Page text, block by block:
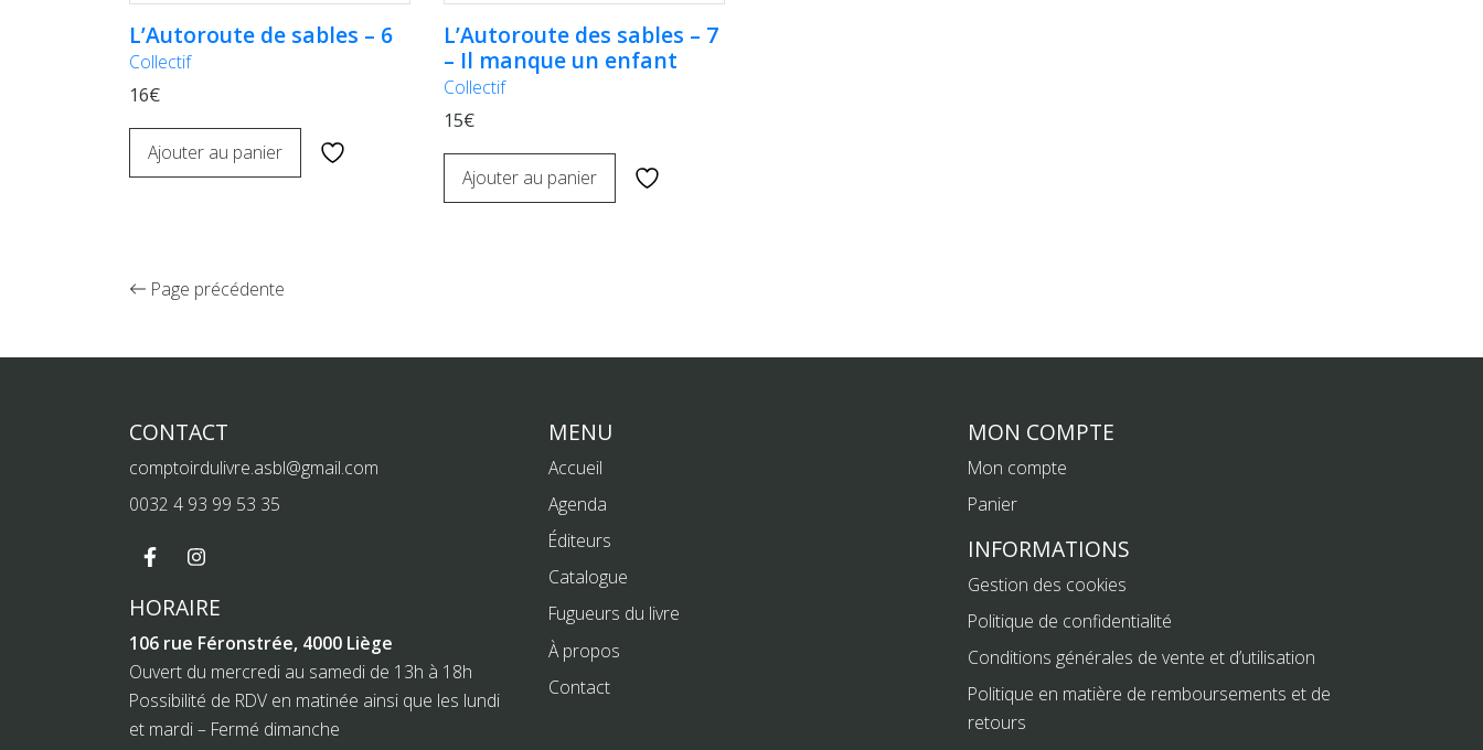
L’Autoroute de sables – 6
Collectif
16€
Ajouter au panier
L’Autoroute des sables – 7
– Il manque un enfant
Collectif
15€
Ajouter au panier
Page précédente
CONTACT
comptoirdulivre.asbl@gmail.com
0032 4 93 99 53 35
HORAIRE
106 rue Féronstrée, 4000 Liège
Ouvert du mercredi au samedi de 13h à 18h
Possibilité de RDV en matinée ainsi que les lundi
et mardi – Fermé dimanche
MENU
Accueil
Agenda
Éditeurs
Catalogue
Fugueurs du livre
À propos
Contact
MON COMPTE
Mon compte
Panier
INFORMATIONS
Gestion des cookies
Politique de confidentialité
Conditions générales de vente et d’utilisation
Politique en matière de remboursements et de
retours